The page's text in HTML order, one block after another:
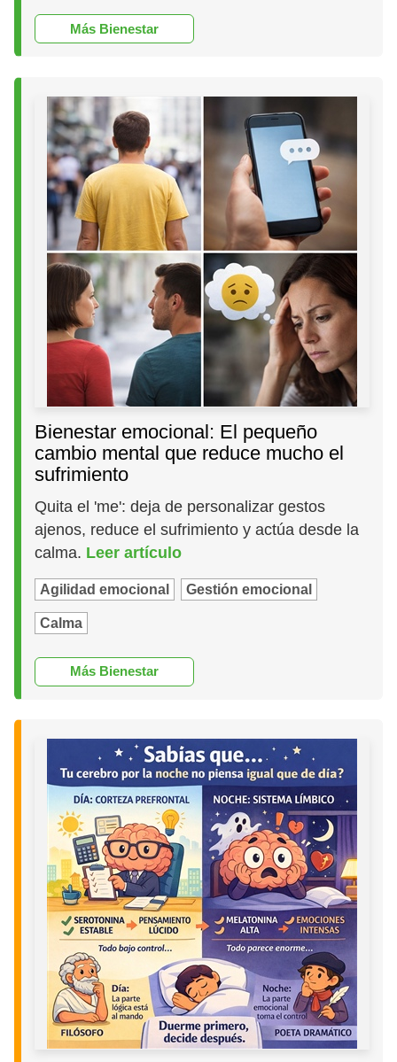
Más Bienestar
Bienestar emocional: El pequeño
cambio mental que reduce mucho el
sufrimiento
Quita el 'me': deja de personalizar gestos
ajenos, reduce el sufrimiento y actúa desde la
calma. Leer artículo
Agilidad emocional Gestión emocional
Calma
Más Bienestar